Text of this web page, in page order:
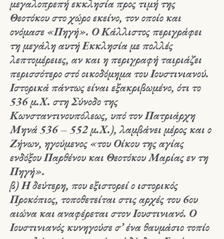
μεγαλοπρεπή εκκλησία προς τιμή της
Θεοτόκου στο χώρο εκείνο, τον οποίο και
ονόμασε «Πηγή». Ο Κάλλιστος περιγράφει
τη μεγάλη αυτή Εκκλησία με πολλές
λεπτομέρειες, αν και η περιγραφή ταιριάζει
περισσότερο στό οικοδόμημα του Ιουστινιανού.
Ιστορικά πάντως είναι εξακριβωμένο, ότι το
536 μ.Χ. στη Σύνοδο της
Κωνσταντινουπόλεως, υπό τον Πατριάρχη
Μηνά 536 – 552 μ.Χ.), λαμβάνει μέρος και ο
Ζήνων, ηγούμενος «του Οίκου της αγίας
ενδόξου Παρθένου και Θεοτόκου Μαρίας εν τη
Πηγή».
β)Η δεύτερη, που εξιστορεί ο ιστορικός
Προκόπιος, τοποθετείται στις αρχές του 6ου
αιώνα και αναφέρεται στον Ιουστινιανό. Ο
Ιουστινιανός κυνηγούσε σ’ ένα θαυμάσιο τοπίο